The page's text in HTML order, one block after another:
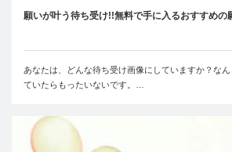
願いが叶う待ち受け!!無料で手に入るおすすめ
あなたは、どんな待ち受け画像にしていますか？な
ていたらもったいないです。…